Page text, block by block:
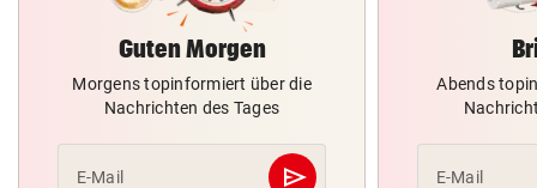
Guten Morgen
Morgens topinformiert über die
Nachrichten des Tages
E-Mail send
Abschicken
Abends
E-Mail